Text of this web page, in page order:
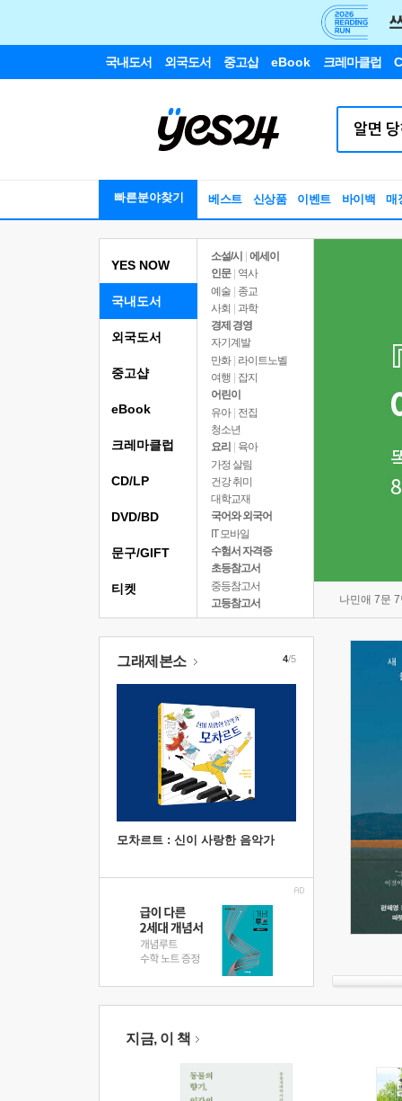
국내도서 외국도서 중고샵 eBook 크레마클럽
빠른분야찾기 베스트 신상품 이벤트 바이백 매
YES NOW
국내도서
소설/시
에세이
인문
역사
예술 | 종교
사회 | 과학
경제 경영
자기계발
만화 | 라이트노벨
여행
잡지
어린이
유아 | 전집
청소년
요리
육아
가정 살림
건강 취미
대학교재
국어와 외국어
IT 모바일
수험서 자격증
초등참고서
중등참고서
고등참고서
나민애 7문
외국도서
중고샵
eBook
크레마클럽
CD/LP
DVD/BD
문구/GIFT
티켓
그래제본소
모차르트 : 신이 사랑한 음악가
4/5
지금, 이 책